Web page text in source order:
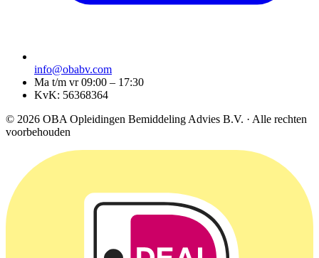
info@obabv.com
Ma t/m vr 09:00 – 17:30
KvK: 56368364
© 2026 OBA Opleidingen Bemiddeling Advies B.V. · Alle rechten
voorbehouden